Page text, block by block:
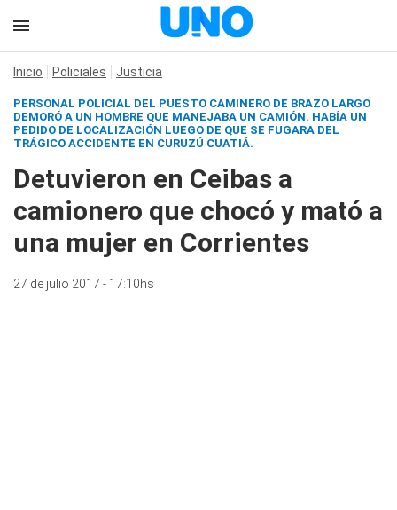
Inicio Policiales Justicia
PERSONAL POLICIAL DEL PUESTO CAMINERO DE BRAZO LARGO
DEMORÓ A UN HOMBRE QUE MANEJABA UN CAMIÓN. HABÍA UN
PEDIDO DE LOCALIZACIÓN LUEGO DE QUE SE FUGARA DEL
TRÁGICO ACCIDENTE EN CURUZÚ CUATIÁ.
Detuvieron en Ceibas a
camionero que chocó y mató a
una mujer en Corrientes
27 de julio 2017 - 17:10hs